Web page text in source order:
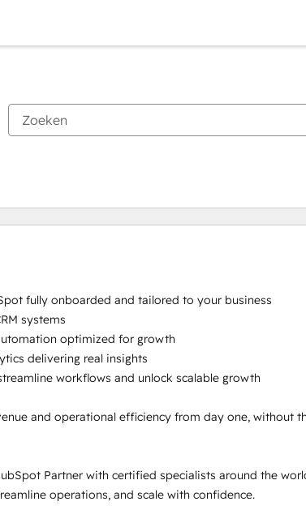
fully onboarded and tailored to your business
systems
optimized for growth
delivering real insights
workflows and unlock scalable growth
and operational efficiency from day one, without
Partner with certified specialists around the
operations, and scale with confidence.